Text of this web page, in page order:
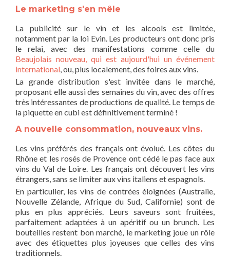
Le marketing s'en mêle
La publicité sur le vin et les alcools est limitée,
notamment par la loi Evin. Les producteurs ont donc pris
le relai, avec des manifestations comme celle du
Beaujolais nouveau, qui est aujourd'hui un événement
international, ou, plus localement, des foires aux vins.
La grande distribution s'est invitée dans le marché,
proposant elle aussi des semaines du vin, avec des offres
très intéressantes de productions de qualité. Le temps de
la piquette en cubi est définitivement terminé !
A nouvelle consommation, nouveaux vins.
Les vins préférés des français ont évolué. Les côtes du
Rhône et les rosés de Provence ont cédé le pas face aux
vins du Val de Loire. Les français ont découvert les vins
étrangers, sans se limiter aux vins italiens et espagnols.
En particulier, les vins de contrées éloignées (Australie,
Nouvelle Zélande, Afrique du Sud, Californie) sont de
plus en plus appréciés. Leurs saveurs sont fruitées,
parfaitement adaptées à un apéritif ou un brunch. Les
bouteilles restent bon marché, le marketing joue un rôle
avec des étiquettes plus joyeuses que celles des vins
traditionnels.